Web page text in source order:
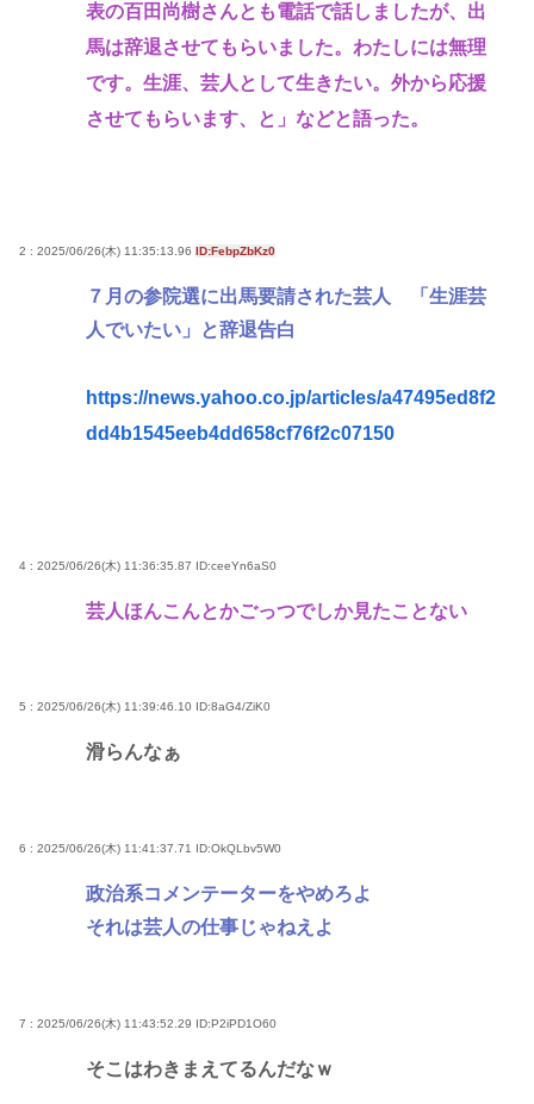
表の百田尚樹さんとも電話で話しましたが、出
馬は辞退させてもらいました。わたしには無理
です。生涯、芸人として生きたい。外から応援
させてもらいます、と」などと語った。
2 : 2025/06/26(木) 11:35:13.96 ID:FebpZbKz0
７月の参院選に出馬要請された芸人 「生涯芸
人でいたい」と辞退告白
https://news.yahoo.co.jp/articles/a47495ed8f2
dd4b1545eeb4dd658cf76f2c07150
4 : 2025/06/26(木) 11:36:35.87 ID:ceeYn6aS0
芸人ほんこんとかごっつでしか見たことない
5 : 2025/06/26(木) 11:39:46.10 ID:8aG4/ZiK0
滑らんなぁ
6 : 2025/06/26(木) 11:41:37.71 ID:OkQLbv5W0
政治系コメンテーターをやめろよ
それは芸人の仕事じゃねえよ
7 : 2025/06/26(木) 11:43:52.29 ID:P2iPD1O60
そこはわきまえてるんだなｗ